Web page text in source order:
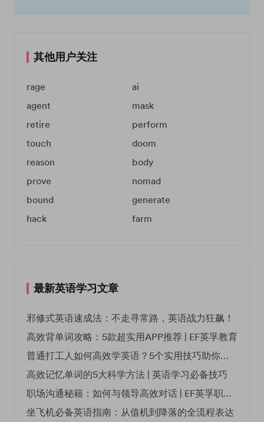
其他用户关注
rage
ai
agent
mask
retire
perform
touch
doom
reason
body
prove
nomad
bound
generate
hack
farm
最新英语学习文章
邪修式英语速成法：不走寻常路，英语战力狂飙！
高效背单词攻略：5款超实用APP推荐 | EF英孚教育
普通打工人如何高效学英语？5个实用技巧助你突破职场瓶颈
高效记忆单词的5大科学方法 | 英语学习必备技巧
职场沟通秘籍：如何与领导高效对话 | EF英孚职场指南
坐飞机必备英语指南：从值机到降落的全流程表达